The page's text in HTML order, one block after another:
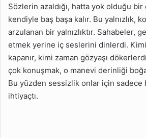
Sözlerin azaldığı, hatta yok olduğu
kendiyle baş başa kalır. Bu yalnızlık,
arzulanan bir yalnızlıktır. Sahabeler,
etmek yerine iç seslerini dinlerdi.
kapanır, kimi zaman gözyaşı
çok konuşmak, o manevi derinliği
Bu yüzden sessizlik onlar için
ihtiyaçtı.